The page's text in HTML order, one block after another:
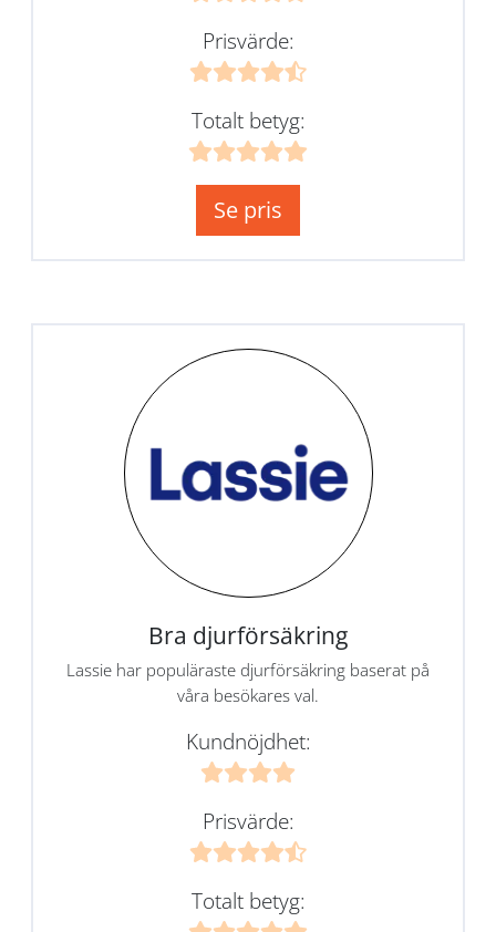
Prisvärde:
Totalt betyg:
Se pris
Bra djurförsäkring
Lassie har populäraste djurförsäkring baserat på
våra besökares val.
Kundnöjdhet:
Prisvärde:
Totalt betyg: